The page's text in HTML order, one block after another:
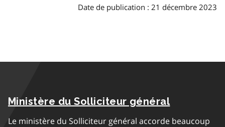
Date de publication : 21 décembre 2023
Ministère du Solliciteur général
Le ministère du Solliciteur général accorde beaucoup